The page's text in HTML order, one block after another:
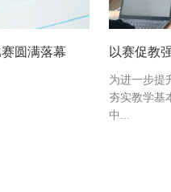
圆满落幕 以赛促教
为进一步提
夯实教学基
中...